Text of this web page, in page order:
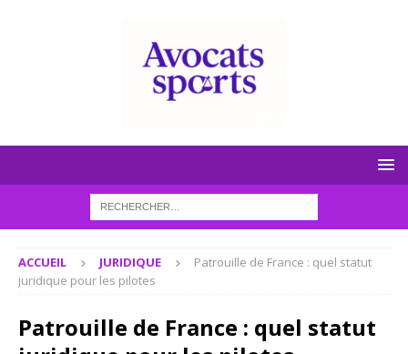
ACCUEIL JURIDIQUE
Patrouille de France : quel statut
juridique pour les pilotes
Patrouille de France : quel statut